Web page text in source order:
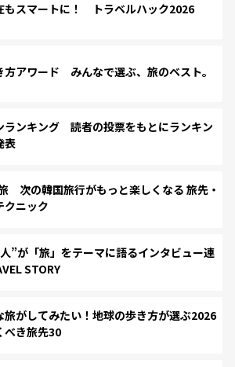
もスマートに！ トラベルハック2026
方アワード みんなで選ぶ、旅のベスト。
ランキング 読者の投票をもとにランキン
表
次の韓国旅行がもっと楽しくなる 旅先・
クニック
”が「旅」をテーマに語るインタビュー連
STORY
旅がしてみたい！地球の歩き方が選ぶ2026
べき旅先30